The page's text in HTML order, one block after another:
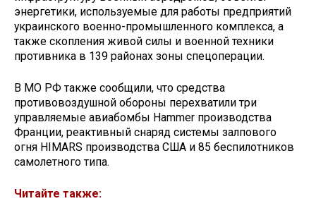
энергетики, используемые для работы предприятий
украинского военно-промышленного комплекса, а
также скопления живой силы и военной техники
противника в 139 районах зоны спецоперации.
В МО РФ также сообщили, что средства
противовоздушной обороны перехватили три
управляемые авиабомбы Hammer производства
Франции, реактивный снаряд системы залпового
огня HIMARS производства США и 85 беспилотников
самолетного типа.
Читайте также: